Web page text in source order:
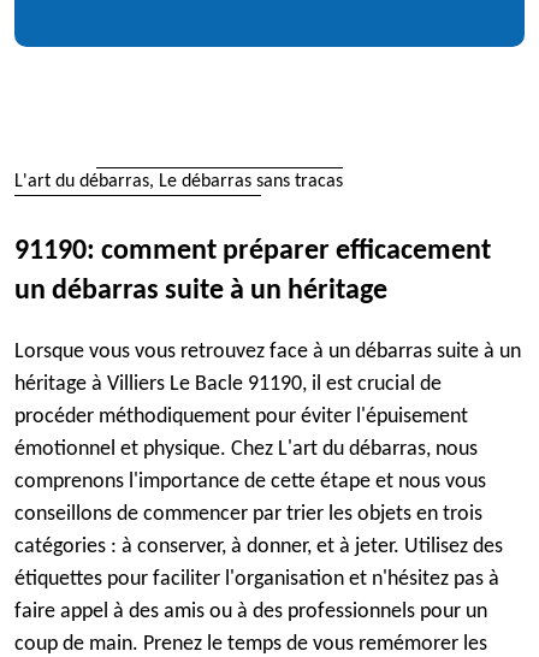
L'art du débarras, Le débarras sans tracas
91190: comment préparer efficacement
un débarras suite à un héritage
Lorsque vous vous retrouvez face à un débarras suite à un
héritage à Villiers Le Bacle 91190, il est crucial de
procéder méthodiquement pour éviter l'épuisement
émotionnel et physique. Chez L'art du débarras, nous
comprenons l'importance de cette étape et nous vous
conseillons de commencer par trier les objets en trois
catégories : à conserver, à donner, et à jeter. Utilisez des
étiquettes pour faciliter l'organisation et n'hésitez pas à
faire appel à des amis ou à des professionnels pour un
coup de main. Prenez le temps de vous remémorer les